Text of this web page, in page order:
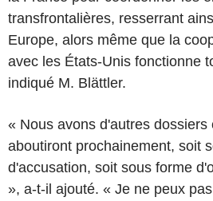
transfrontalières, resserrant
Europe, alors même que la
avec les États-Unis fonctionne
indiqué M. Blättler.
« Nous avons d'autres dossiers
aboutiront prochainement, soit
d'accusation, soit sous forme
», a-t-il ajouté. « Je ne peux